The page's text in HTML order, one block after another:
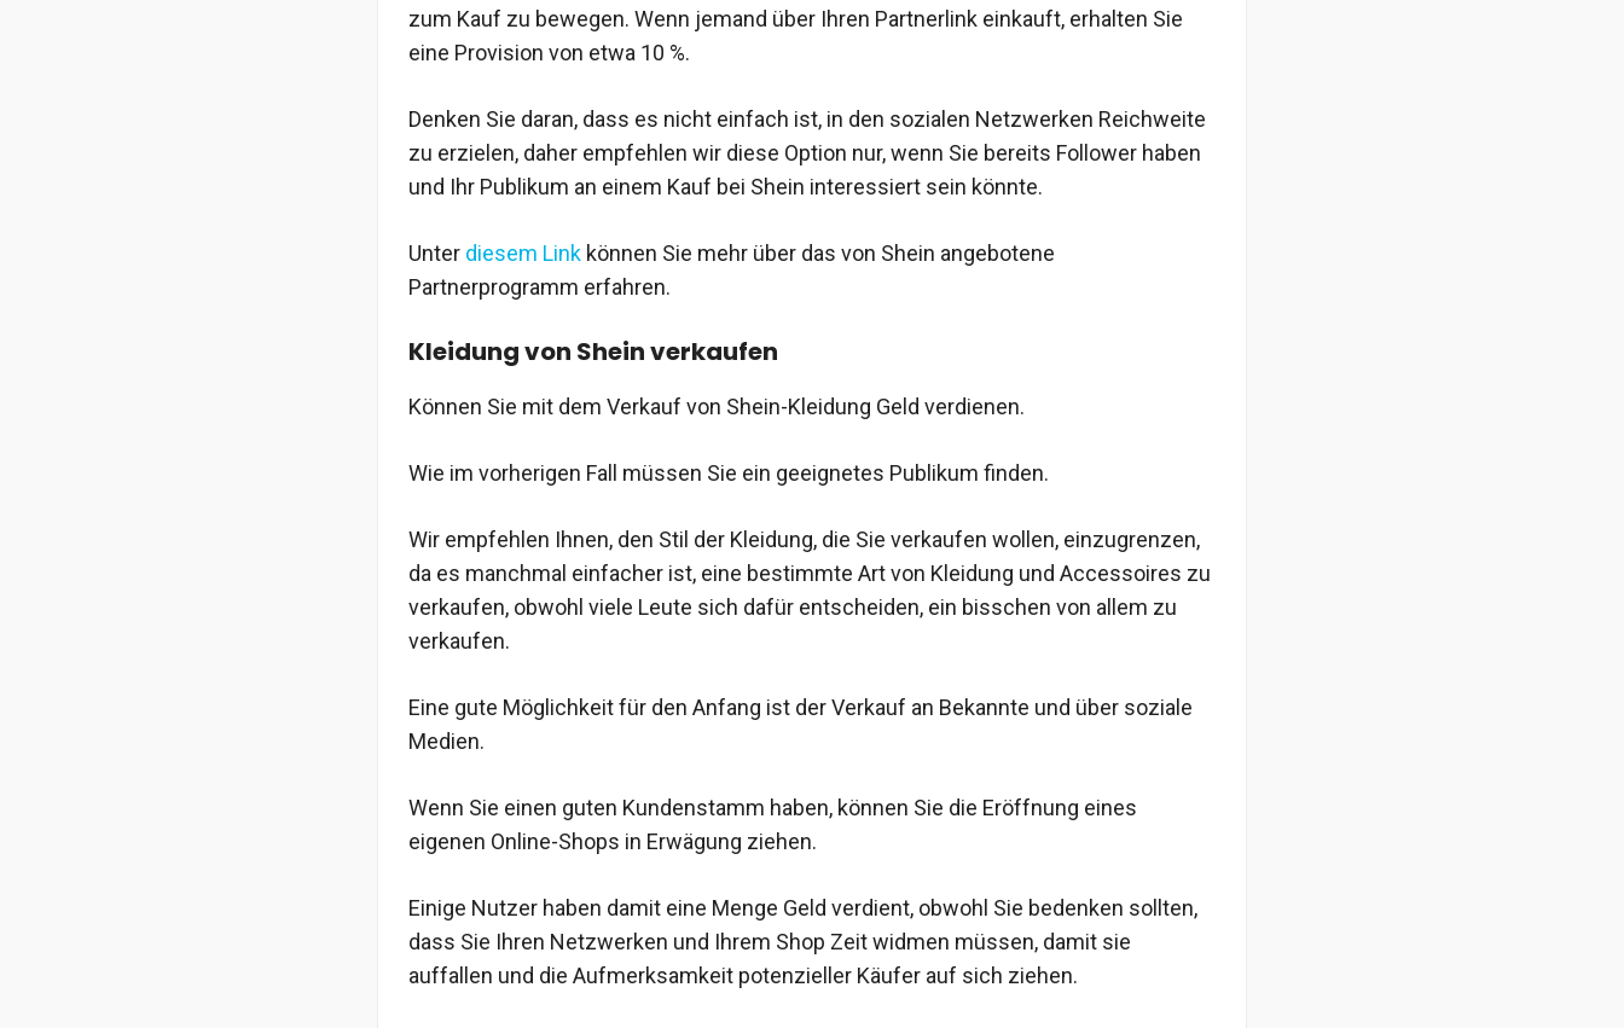
zum Kauf zu bewegen. Wenn jemand über Ihren Partnerlink einkauft, erhalten Sie
eine Provision von etwa 10 %.
Denken Sie daran, dass es nicht einfach ist, in den sozialen Netzwerken Reichweite
zu erzielen, daher empfehlen wir diese Option nur, wenn Sie bereits Follower haben
und Ihr Publikum an einem Kauf bei Shein interessiert sein könnte.
Unter diesem Link können Sie mehr über das von Shein angebotene
Partnerprogramm erfahren.
Kleidung von Shein verkaufen
Können Sie mit dem Verkauf von Shein-Kleidung Geld verdienen.
Wie im vorherigen Fall müssen Sie ein geeignetes Publikum finden.
Wir empfehlen Ihnen, den Stil der Kleidung, die Sie verkaufen wollen, einzugrenzen,
da es manchmal einfacher ist, eine bestimmte Art von Kleidung und Accessoires zu
verkaufen, obwohl viele Leute sich dafür entscheiden, ein bisschen von allem zu
verkaufen.
Eine gute Möglichkeit für den Anfang ist der Verkauf an Bekannte und über soziale
Medien.
Wenn Sie einen guten Kundenstamm haben, können Sie die Eröffnung eines
eigenen Online-Shops in Erwägung ziehen.
Einige Nutzer haben damit eine Menge Geld verdient, obwohl Sie bedenken sollten,
dass Sie Ihren Netzwerken und Ihrem Shop Zeit widmen müssen, damit sie
auffallen und die Aufmerksamkeit potenzieller Käufer auf sich ziehen.